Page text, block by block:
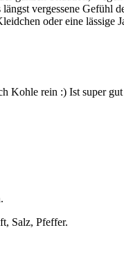
vergessene Gefühl
oder eine lässige
Kohle rein :) Ist super
Salz, Pfeffer.